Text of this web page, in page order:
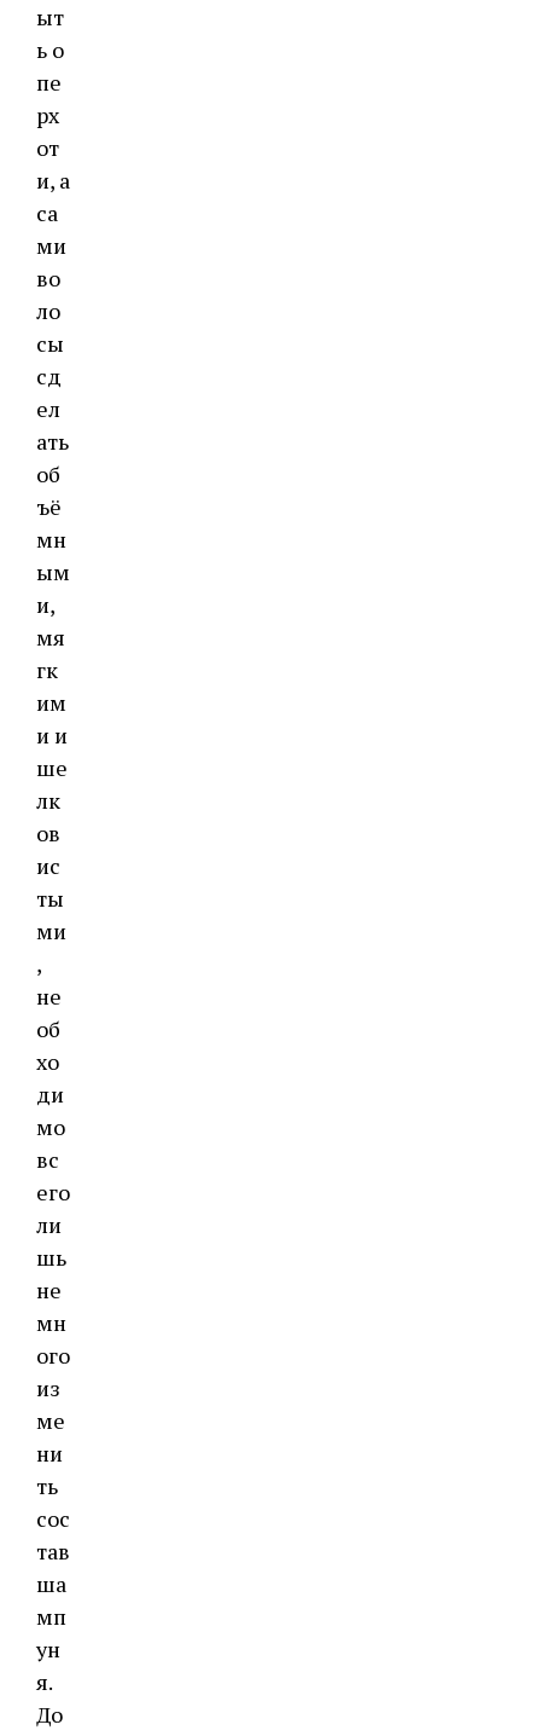
ыт
ь о
пе
рх
от
и, а
са
ми
во
ло
сы
сд
ел
ать
об
ъё
мн
ым
и,
мя
гк
им
и и
ше
лк
ов
ис
ты
ми
,
не
об
хо
ди
мо
вс
его
ли
шь
не
мн
ого
из
ме
ни
ть
сос
тав
ша
мп
ун
я.
До